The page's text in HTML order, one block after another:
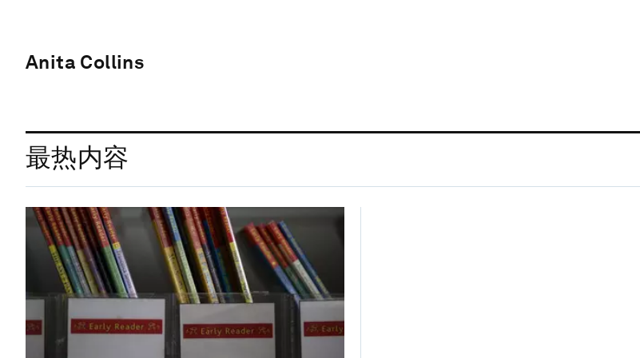
Anita Collins
最热内容